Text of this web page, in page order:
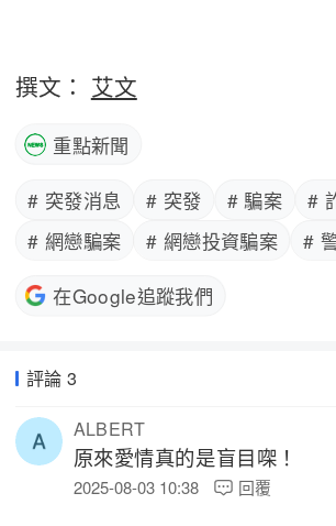
撰文： 艾文
重點新聞
# 突發消息 # 突發 # 騙案 #
# 網戀騙案
# 網戀投資騙案 #
在Google追蹤我們
評論 3
ALBERT
原來愛情真的是盲目㗎！
2025-08-03 10:38 回覆